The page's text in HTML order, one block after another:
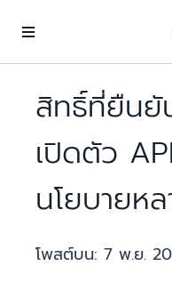
สิทธิ์ที่ยืนยั
เปิดตัว
นโยบายห
โพสต์บน: 7 พ.ย.